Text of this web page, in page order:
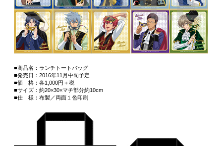
■商品名：ランチトートバッグ
■発売日：2016年11月中旬予定
■価 格：各1,000円＋税
■サイズ：約20×30×マチ部分約10cm
■仕 様：布製／両面１色印刷